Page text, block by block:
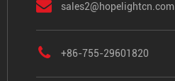
sales2@hopelightcn.com
+86-755-29601820